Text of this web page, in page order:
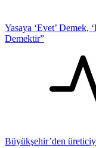
Yasaya ‘Evet’ Demek,
Demektir”
Büyükşehir’den